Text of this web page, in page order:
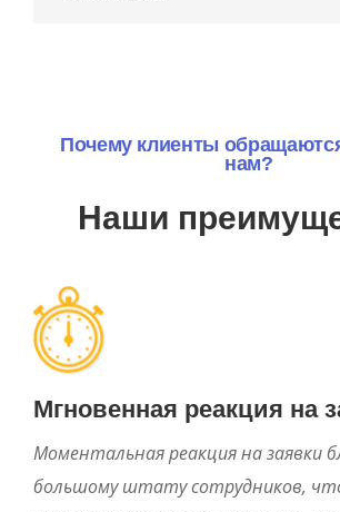
Почему клиенты
нам?
Наши
Мгновенная реакция на
Моментальная реакция на заявки
большому штату сотрудников,